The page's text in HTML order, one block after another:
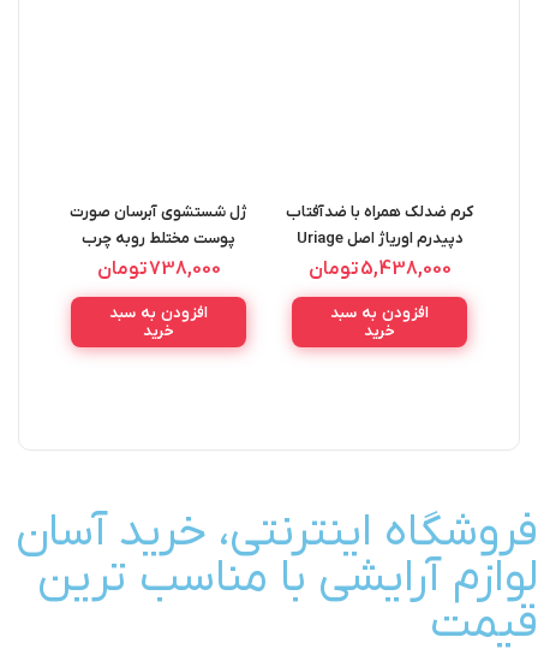
کرم ضدلک همراه با ضدآفتاب
دپیدرم اوریاژ اصل Uriage
Depiderm Anti Dark Spot
Care Spf50 30ML
5,438,000تومان
افزودن به سبد
خرید
ژل شستشوی آبرسان صورت
پوست مختلط روبه چرب
سیمپل اصل Simple
Moidturising Facial Wash
150ML
738,000تومان
افزودن به سبد
خرید
فروشگاه اینترنتی، خرید آسان
لوازم آرایشی با مناسب ترین
قیمت